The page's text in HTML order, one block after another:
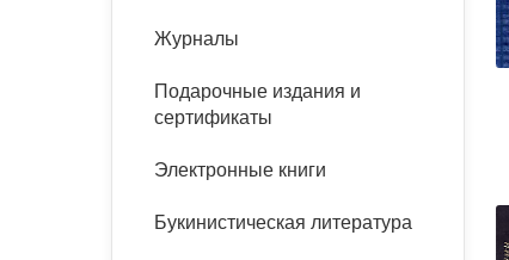
Журналы
Подарочные издания и
сертификаты
Электронные книги
Букинистическая литература